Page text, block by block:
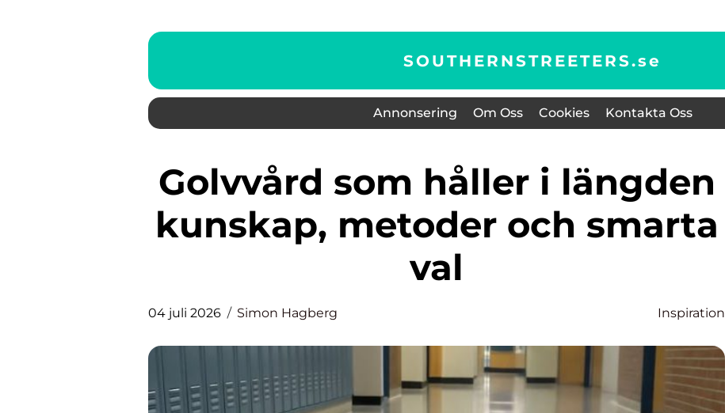
SOUTHERNSTREETERS.se
Annonsering Om Oss Cookies Kontakta Oss
Golvvård som håller i längden
kunskap, metoder och smarta
val
04 juli 2026 Simon Hagberg Inspiration